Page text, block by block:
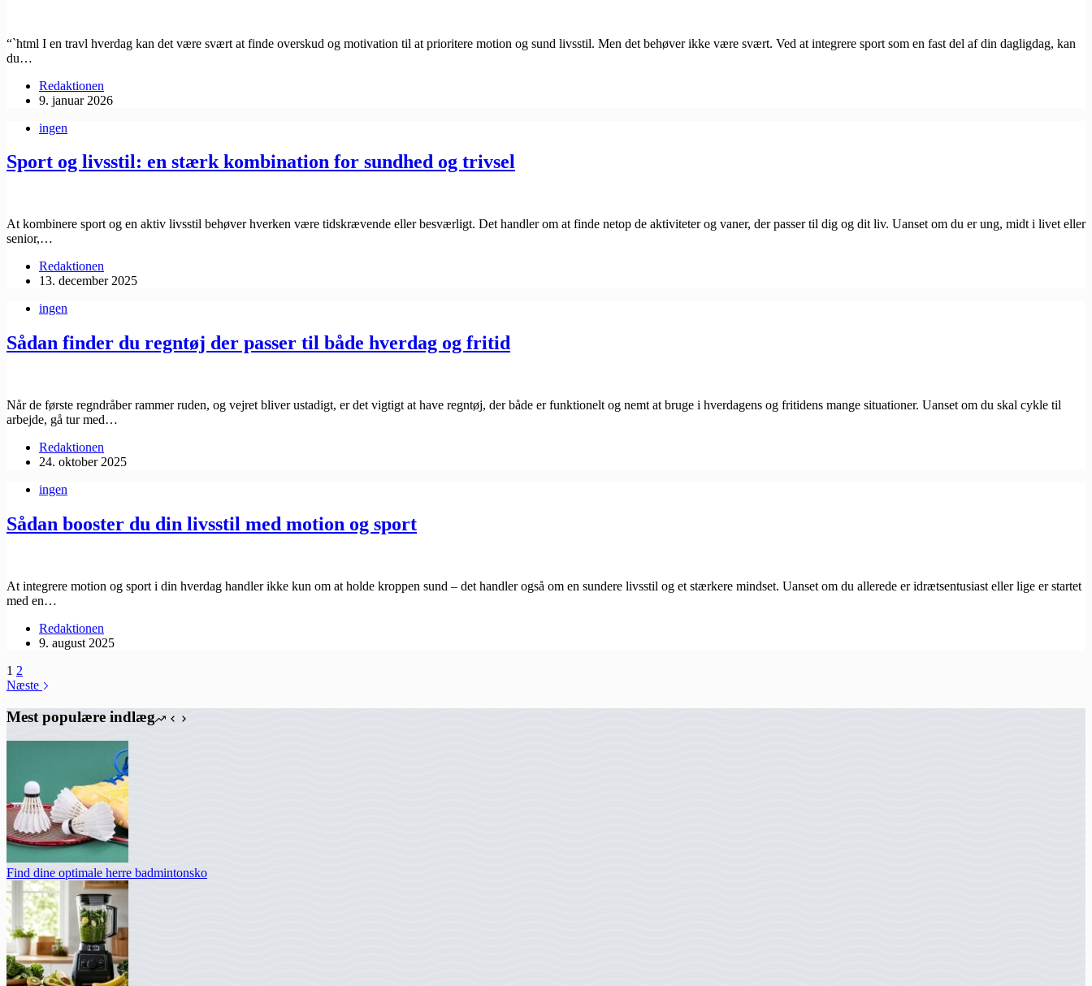
“`html I en travl hverdag kan det være svært at finde overskud og motivation til at prioritere motion og sund livsstil. Men det behøver ikke være svært. Ved at integrere sport som en fast del af din dagligdag, kan
du…
Redaktionen
9. januar 2026
ingen
Sport og livsstil: en stærk kombination for sundhed og trivsel
At kombinere sport og en aktiv livsstil behøver hverken være tidskrævende eller besværligt. Det handler om at finde netop de aktiviteter og vaner, der passer til dig og dit liv. Uanset om du er ung, midt i livet eller
senior,…
Redaktionen
13. december 2025
ingen
Sådan finder du regntøj der passer til både hverdag og fritid
Når de første regndråber rammer ruden, og vejret bliver ustadigt, er det vigtigt at have regntøj, der både er funktionelt og nemt at bruge i hverdagens og fritidens mange situationer. Uanset om du skal cykle til
arbejde, gå tur med…
Redaktionen
24. oktober 2025
ingen
Sådan booster du din livsstil med motion og sport
At integrere motion og sport i din hverdag handler ikke kun om at holde kroppen sund – det handler også om en sundere livsstil og et stærkere mindset. Uanset om du allerede er idrætsentusiast eller lige er startet
med en…
Redaktionen
9. august 2025
1 2
Næste
Mest populære indlæg
Find dine optimale herre badmintonsko